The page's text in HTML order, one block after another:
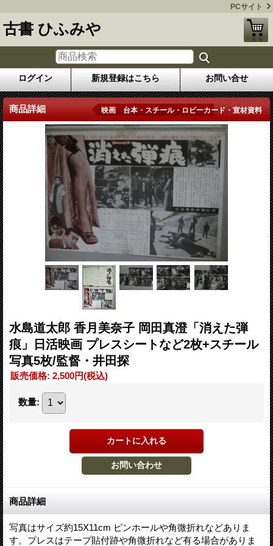
PCサイト
古書 ひふみや
ログイン 新規登録はこちら お問い合せ
商品詳細 映画 台本・スチール・ロビーカード・宣材資料
水島道太郎 香月美奈子 岡田真澄「消えた弾
痕」日活映画 プレスシートなど2枚+スチール
写真5枚/監督・井田探
販売価格: 2,500円(税込)
数量:
商品詳細
写真はサイズ約15X11cm ピンホールや角微折れなどありま
す。プレスはテープ貼付跡や角微折れなど有る場合がありま